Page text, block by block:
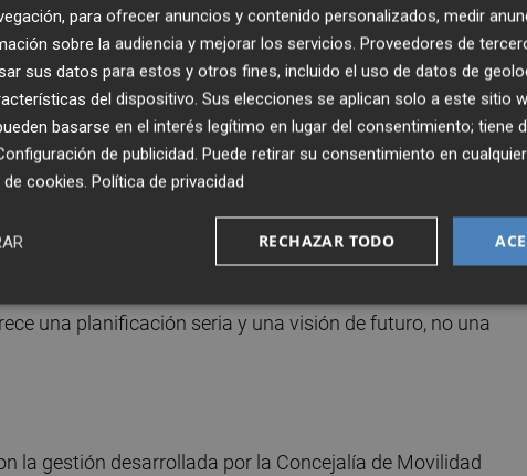
municipal no ha impulsado su renovación y, tras una
aprobar una segunda prórroga que alargará la vigencia
criticado duramente la falta de previsión del ejecutivo local.
perfectamente que el plan estaba a punto de caducar.
no han querido hacerlo. Ahora vuelven a recurrir a una
una propuesta de futuro para la movilidad de
la mala gestión del gobierno deBegoña Carrasco. “Es
urbanístico y la movilidad de la ciudad acumule
una planificación seria y una visión de futuro, no una
la gestión desarrollada por la Concejalía de Movilidad
para ofrecer anuncios y contenido personalizados, medir
sobre la audiencia y mejorar los servicios. Proveedores de
sus datos para estos y otros fines, incluido el uso de datos de
del dispositivo. Sus elecciones se aplican solo a este sitio
basarse en el interés legítimo en lugar del consentimiento; tiene
de publicidad. Puede retirar su consentimiento en
cookies. Política de privacidad
RECHAZAR TODO